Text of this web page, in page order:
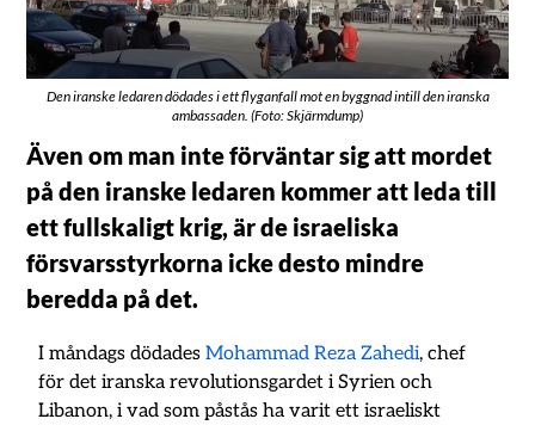
Den iranske ledaren dödades i ett flyganfall mot en byggnad intill den iranska
ambassaden. (Foto: Skjärmdump)
Även om man inte förväntar sig att mordet
på den iranske ledaren kommer att leda till
ett fullskaligt krig, är de israeliska
försvarsstyrkorna icke desto mindre
beredda på det.
I måndags dödadesMohammad Reza Zahedi, chef
för det iranska revolutionsgardet i Syrien och
Libanon, i vad som påstås ha varit ett israeliskt